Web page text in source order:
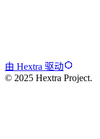
由 Hextra 驱动
© 2025 Hextra Project.